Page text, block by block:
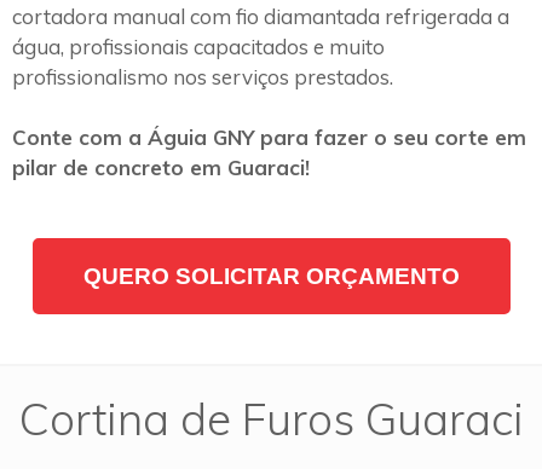
cortadora manual com fio diamantada refrigerada a
água, profissionais capacitados e muito
profissionalismo nos serviços prestados.
Conte com a Águia GNY para fazer o seu corte em
pilar de concreto em Guaraci!
QUERO SOLICITAR ORÇAMENTO
Cortina de Furos Guaraci